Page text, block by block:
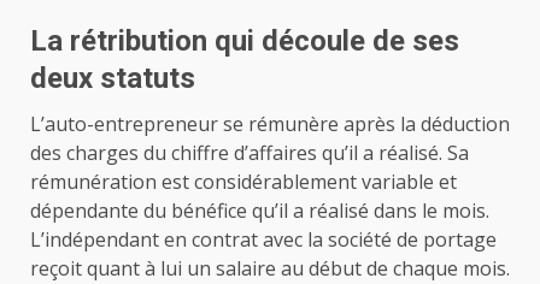
La rétribution qui découle de ses
deux statuts
L’auto-entrepreneur se rémunère après la déduction
des charges du chiffre d’affaires qu’il a réalisé. Sa
rémunération est considérablement variable et
dépendante du bénéfice qu’il a réalisé dans le mois.
L’indépendant en contrat avec la société de portage
reçoit quant à lui un salaire au début de chaque mois.